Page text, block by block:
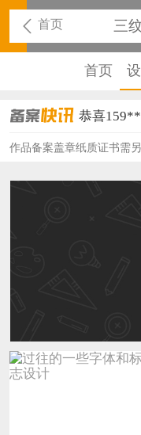
首页 三
首页
恭喜
恭喜
恭喜
恭喜
恭喜
恭喜
恭喜
恭喜
恭喜
恭喜
作品备案盖章纸质证书需